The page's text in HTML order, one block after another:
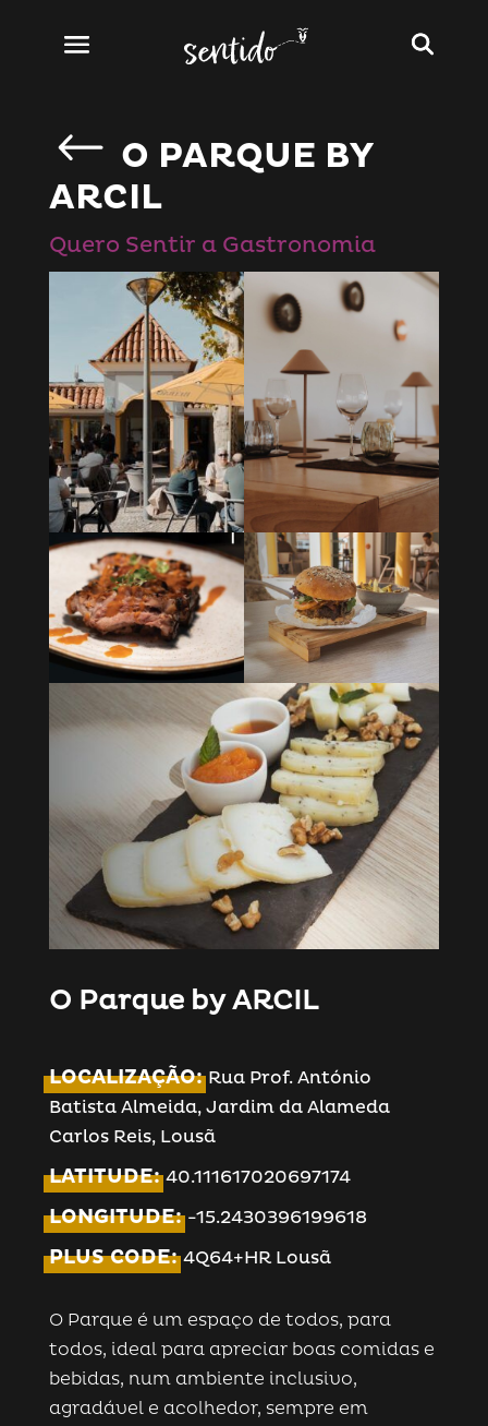
O PARQUE BY
ARCIL
Quero Sentir a Gastronomia
O Parque by ARCIL
LOCALIZAÇÃO:Rua Prof. António
Batista Almeida, Jardim da Alameda
Carlos Reis, Lousã
LATITUDE:40.111617020697174
LONGITUDE:-15.2430396199618
PLUS CODE:4Q64+HR Lousã
O Parque é um espaço de todos, para
todos, ideal para apreciar boas comidas e
bebidas, num ambiente inclusivo,
agradável e acolhedor, sempre em